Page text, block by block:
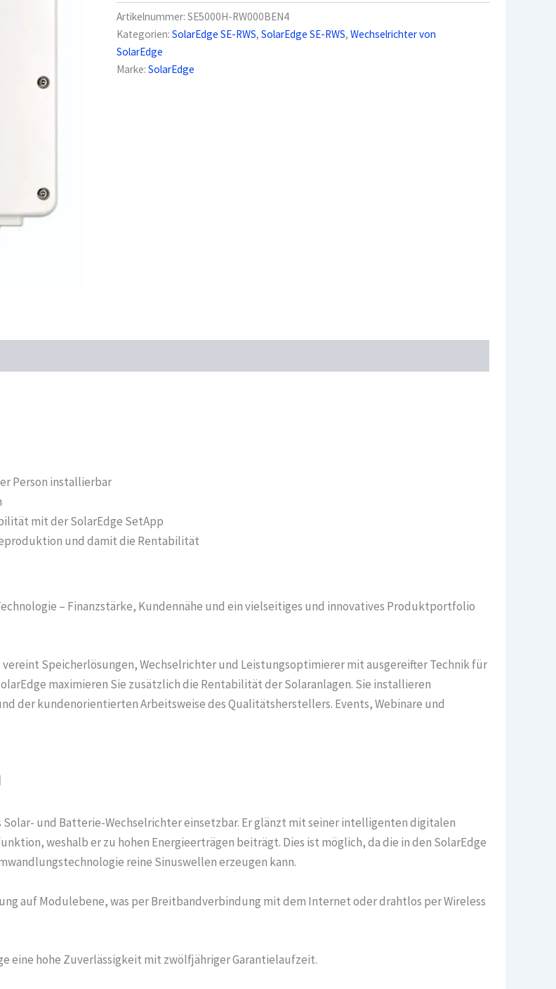
Menge
Artikelnummer:SE5000H-RW000BEN4
Kategorien:SolarEdge SE-RWS,SolarEdge SE-RWS,Wechselrichter von
SolarEdge
Marke:SolarEdge
Person installierbar
mit der SolarEdge SetApp
und damit die Rentabilität
– Finanzstärke, Kundennähe und ein vielseitiges und innovatives Produktportfolio
vereint Speicherlösungen, Wechselrichter und Leistungsoptimierer mit ausgereifter Technik für
maximieren Sie zusätzlich die Rentabilität der Solaranlagen. Sie installieren
der kundenorientierten Arbeitsweise des Qualitätsherstellers. Events, Webinare und
Solar- und Batterie-Wechselrichter einsetzbar. Er glänzt mit seiner intelligenten digitalen
weshalb er zu hohen Energieerträgen beiträgt. Dies ist möglich, da die in den SolarEdge
reine Sinuswellen erzeugen kann.
auf Modulebene, was per Breitbandverbindung mit dem Internet oder drahtlos per Wireless
eine hohe Zuverlässigkeit mit zwölfjähriger Garantielaufzeit.